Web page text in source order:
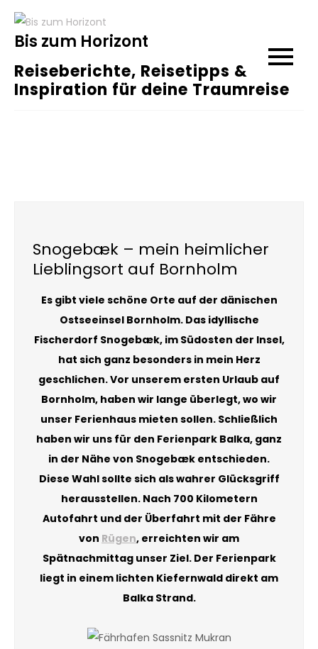
Skip
content
Bis zum Horizont
Reiseberichte, Reisetipps &
Inspiration für deine Traumreise
Snogebæk – mein heimlicher
Lieblingsort auf Bornholm
Es gibt viele schöne Orte auf der dänischen
Ostseeinsel Bornholm. Das idyllische
Fischerdorf Snogebæk, im Südosten der Insel,
hat sich ganz besonders in mein Herz
geschlichen. Vor unserem ersten Urlaub auf
Bornholm, haben wir lange überlegt, wo wir
unser Ferienhaus mieten sollen. Schließlich
haben wir uns für den Ferienpark Balka, ganz
in der Nähe von Snogebæk entschieden.
Diese Wahl sollte sich als wahrer Glücksgriff
herausstellen. Nach 700 Kilometern
Autofahrt und der Überfahrt mit der Fähre
von Rügen, erreichten wir am
Spätnachmittag unser Ziel. Der Ferienpark
liegt in einem lichten Kiefernwald direkt am
Balka Strand.